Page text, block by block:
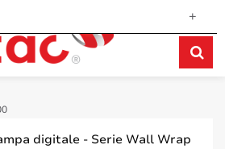
+
digitale - Serie Wall Wrap